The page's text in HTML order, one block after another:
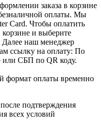
заказа в корзине
оплаты. Мы
Card. Чтобы оплатить
корзине и выберите
Далее наш менеджер
ссылку на оплату: По
или СБП по QR коду.
формат оплаты временно
подтверждения
всех условий